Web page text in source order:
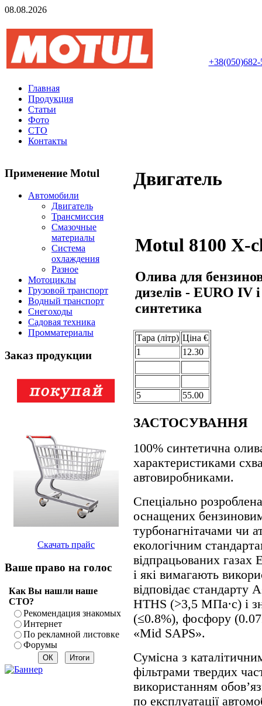
08.08.2026
+38(050)682-
Главная
Продукция
Статьи
Фото
СТО
Контакты
Применение Motul
Автомобили
Двигатель
Трансмиссия
Смазочные
материалы
Система
охлаждения
Разное
Мотоциклы
Грузовой транспорт
Водный транспорт
Снегоходы
Садовая техника
Промматериалы
Заказ продукции
Скачать прайс
Ваше право на голос
Как Вы нашли наше
СТО?
Рекомендация знакомых
Интернет
По рекламной листовке
Форумы
Двигатель
Motul 8100 X-
Олива для
дизелів - EURO IV
синтетика
Тара (лiтр) Цiна €
1
12.30
5 55.00
ЗАСТОСУВАННЯ
100% синтетична
характеристиками
автовиробниками.
Спеціально
оснащених
турбонагнітачами чи
екологічним
відпрацьованих
і які вимагають
відповідає стандарту
HTHS (>3,5 МПа∙с) і
(≤0.8%), фосфору
«Mid SAPS».
Сумісна з
фільтрами твердих
використанням
по експлуатації